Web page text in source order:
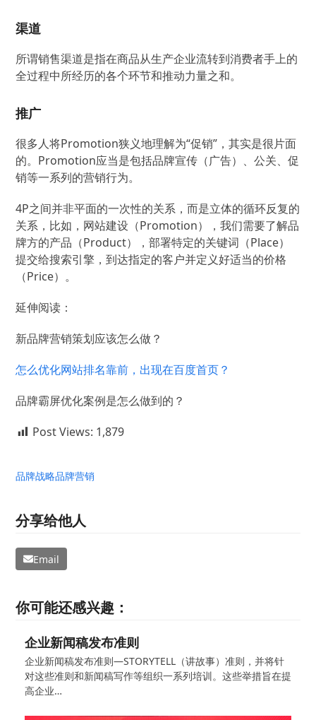
渠道
所谓销售渠道是指在商品从生产企业流转到消费者手上的
全过程中所经历的各个环节和推动力量之和。
推广
很多人将Promotion狭义地理解为“促销”，其实是很片面
的。Promotion应当是包括品牌宣传（广告）、公关、促
销等一系列的营销行为。
4P之间并非平面的一次性的关系，而是立体的循环反复的
关系，比如，网站建设（Promotion），我们需要了解品
牌方的产品（Product），部署特定的关键词（Place）
提交给搜索引擎，到达指定的客户并定义好适当的价格
（Price）。
延伸阅读：
新品牌营销策划应该怎么做？
怎么优化网站排名靠前，出现在百度首页？
品牌霸屏优化案例是怎么做到的？
Post Views: 1,879
品牌战略品牌营销
分享给他人
Email
你可能还感兴趣：
企业新闻稿发布准则
企业新闻稿发布准则—STORYTELL（讲故事）准则，并将针
对这些准则和新闻稿写作等组织一系列培训。这些举措旨在提
高企业…